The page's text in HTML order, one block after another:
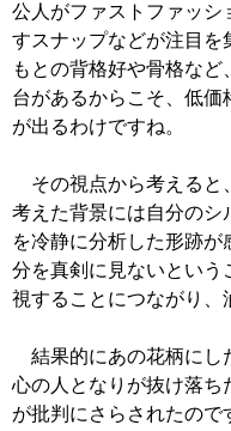
公人がファストファッシ
すスナップなどが注目を
もとの背格好や骨格な
台があるからこそ、低
が出るわけですね。
その視点から考えると
考えた背景には自分のシ
を冷静に分析した形跡が
分を真剣に見ないという
視することにつながり、
結果的にあの花柄にし
心の人となりが抜け落ち
が批判にさらされたので